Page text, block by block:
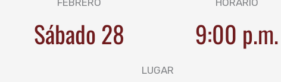
FEBRERO
Sábado 28
HORARIO
9:00 p.m.
LUGAR